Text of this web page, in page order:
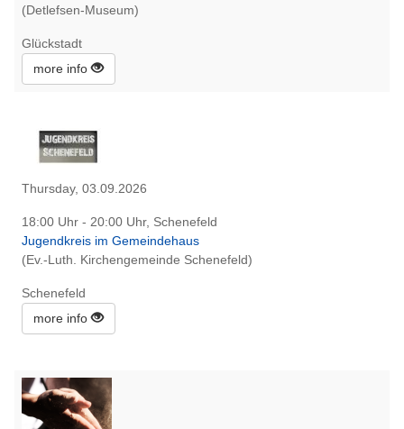
(Detlefsen-Museum)
Glückstadt
more info
Thursday, 03.09.2026
18:00 Uhr - 20:00 Uhr, Schenefeld
Jugendkreis im Gemeindehaus
(Ev.-Luth. Kirchengemeinde Schenefeld)
Schenefeld
more info